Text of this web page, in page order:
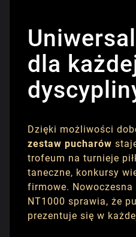
dla
Dzięki możliwości
zestaw pucharów
trofeum na turnieje
taneczne, konkursy
firmowe.
NT1000 sprawia, że
prezentuje się w